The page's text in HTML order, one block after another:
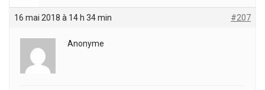
16 mai 2018 à 14 h 34 min #207
Anonyme